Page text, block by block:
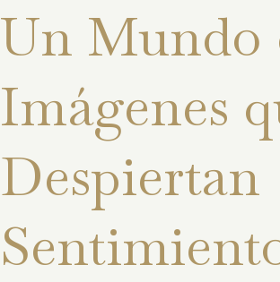
Un Mundo
Imágenes
Despiertan